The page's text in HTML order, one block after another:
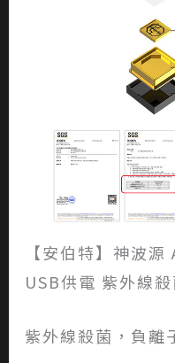
【安伯特】神波
USB供電 紫外線
紫外線殺菌，負離